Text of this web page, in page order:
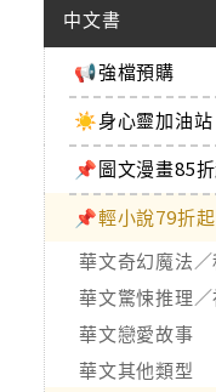
中文書
📢強檔預購
☀️身心靈加油站
📌圖文漫畫85
📌輕小說79折起
華文戀愛故事
華文其他類型